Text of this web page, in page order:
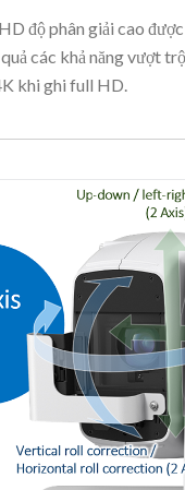
độ phân giải cao
các khả năng vượt
khi ghi full HD.